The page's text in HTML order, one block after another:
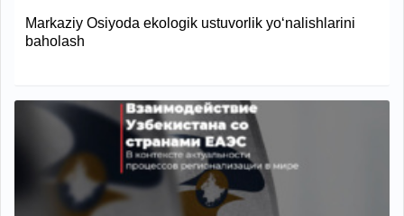
Markaziy Osiyoda ekologik ustuvorlik yo‘nalishlarini
baholash